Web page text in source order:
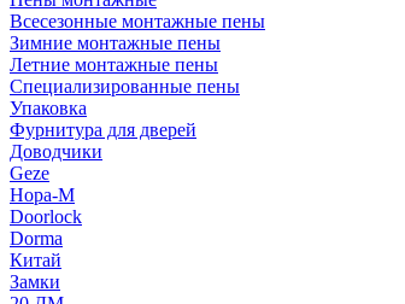
Всесезонные монтажные пены
Зимние монтажные пены
Летние монтажные пены
Специализированные пены
Упаковка
Фурнитура для дверей
Доводчики
Geze
Нора-М
Doorlock
Dorma
Китай
Замки